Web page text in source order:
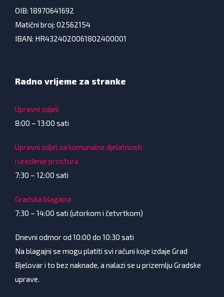
OIB: 18970641692
Matični broj: 02562154
IBAN: HR4324020061802400001
Radno vrijeme za stranke
Upravni odjeli
8:00 – 13:00 sati
Upravni odjel za komunalne djelatnosti
i uređenje prostora
7:30 – 12:00 sati
Gradska blagajna
7:30 – 14:00 sati (utorkom i četvrtkom)
Dnevni odmor od 10:00 do 10:30 sati
Na blagajni se mogu platiti svi računi koje izdaje Grad
Bjelovar i to bez naknade, a nalazi se u prizemlju Gradske
uprave.